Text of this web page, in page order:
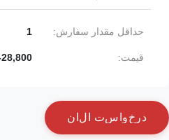
حداقل مقدار سفارش: 1
قیمت:
در خو ست ل ن